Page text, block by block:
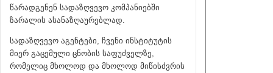
წარადგენენ სადაზღვევო კომპანიებში
ზარალის ასანაზღაურებლად.
სადაზღვევო აგენტები, ჩვენი ინსტიტუტის
მიერ გაცემული ცნობის საფუძველზე,
რომელიც მხოლოდ და მხოლოდ მიწისძვრის